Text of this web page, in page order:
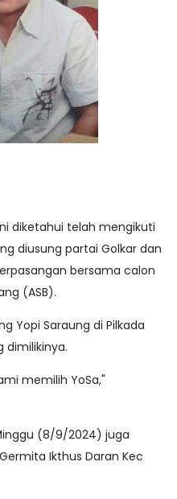
diketahui telah mengikuti
diusung partai Golkar dan
bersama calon
(ASB).
Yopi Saraung di Pilkada
dimilikinya.
memilih YoSa,"
(8/9/2024) juga
Ikthus Daran Kec